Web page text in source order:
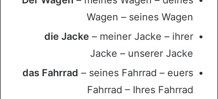
Wagen – seines Wagen
die Jacke – meiner Jacke – ihrer
Jacke – unserer Jacke
das Fahrrad – seines Fahrrad – euers
Fahrrad – Ihres Fahrrad